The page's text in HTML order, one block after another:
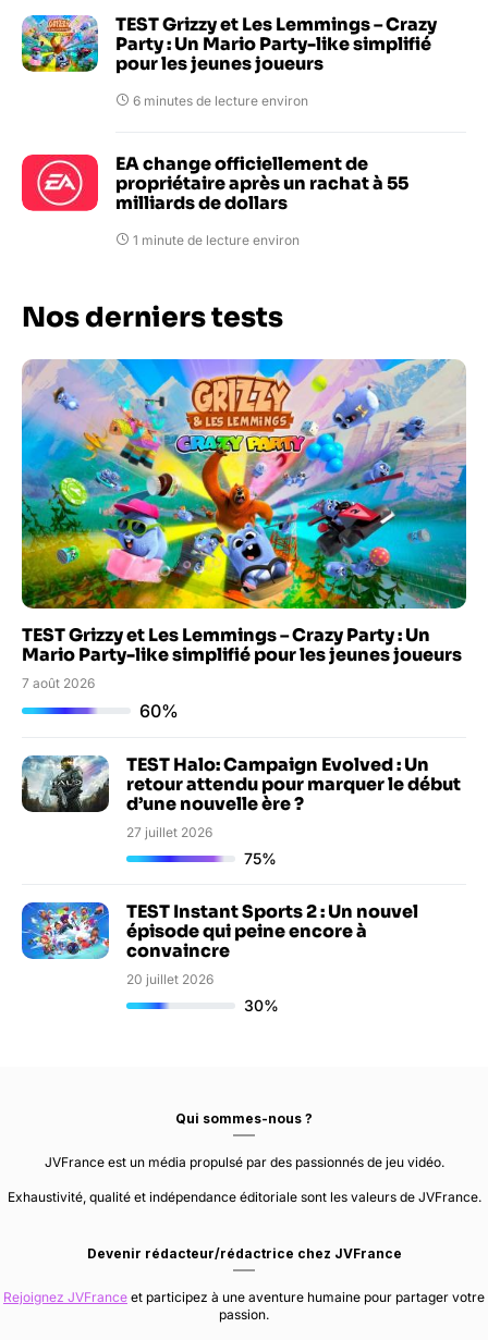
TEST Grizzy et Les Lemmings – Crazy
Party : Un Mario Party-like simplifié
pour les jeunes joueurs
6 minutes de lecture environ
EA change officiellement de
propriétaire après un rachat à 55
milliards de dollars
1 minute de lecture environ
Nos derniers tests
TEST Grizzy et Les Lemmings – Crazy Party : Un
Mario Party-like simplifié pour les jeunes joueurs
7 août 2026
60%
TEST Halo: Campaign Evolved : Un
retour attendu pour marquer le début
d’une nouvelle ère ?
27 juillet 2026
75%
TEST Instant Sports 2 : Un nouvel
épisode qui peine encore à
convaincre
20 juillet 2026
30%
Qui sommes-nous ?
JVFrance est un média propulsé par des passionnés de jeu vidéo.
Exhaustivité, qualité et indépendance éditoriale sont les valeurs de JVFrance.
Devenir rédacteur/rédactrice chez JVFrance
Rejoignez JVFrance et participez à une aventure humaine pour partager votre
passion.